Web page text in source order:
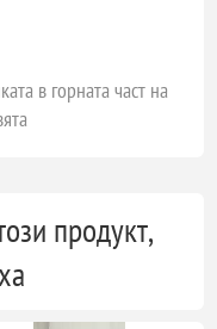
в горната част на
продукт,